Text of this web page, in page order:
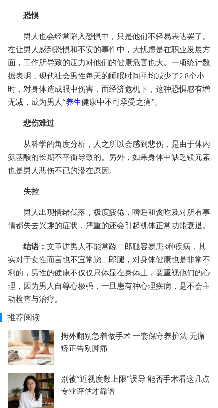
恐惧
男人也会经常陷入恐惧中，只是他们不轻易表达罢了。
在让男人感到恐惧和不安的事件中，大忧虑是在职业发展方
面，工作所导致的压力对他们的健康危害也大。一项统计数
据表明，现代社会男性每天的睡眠时间平均减少了2.8个小
时，对身体造成眼中伤害，而经济危机下，这种恐惧感有增
无减，成为男人“养生健康中不可承受之痛”。
悲伤难过
从科学的角度分析，人之所以会感到悲伤，是由于体内
氨基酸的长期不平衡导致的。另外，如果身体中缺乏镁元素
也是男人悲伤不已的潜在原因。
失控
男人出现情绪低落，极度疲倦，嗜睡和贪吃及对所有事
情都失去兴趣的症状，严重的还会引起机体正常功能衰退。
结语： 文章讲男人不能常跷二郎腿容易患3种疾病，其
实对于女性而言也不宜常跷二郎腿，对身体健康也是非常不
利的，男性的健康不仅仅只体显在身体上，要重视他们的心
理，因为男人自尊心极强，一旦患有种心理疾病，是不会主
动检查与治疗。
推荐阅读
拇外翻别急着做手术 一套保守养护法 无痛
矫正告别脚痛
别被“近视度数上限”误导 能否手术看这几点
专业评估才靠谱